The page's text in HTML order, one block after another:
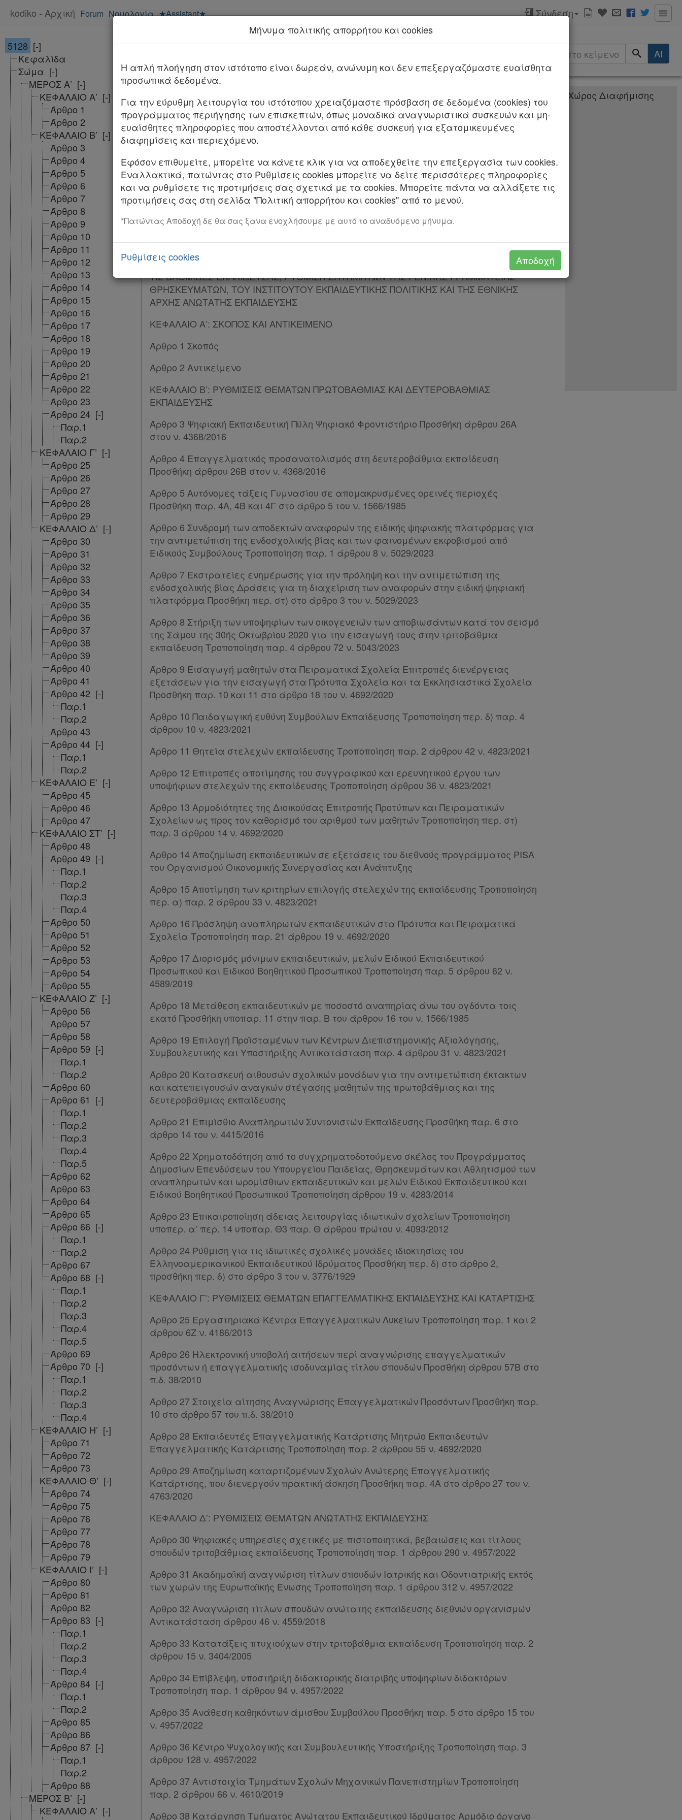
kodiko - Αρχική Forum Νομολογία ★Assistant★ Σύνδεση
Χρήσιμα
Assistant
Νομολογία
Kodiko
Forum
Αναζήτηση
Κ.Α.Δ.
Διακρατικές
Συμφωνίες
Ελλάδας
Πληροφορίες
Εταιρεία
Επικοινωνία
Όροι
χρήσης
Πολιτική
απορρήτου
και
cookies
Απόκτηση
Συνδρομής
Ατομική
συνδρομή
Ομαδικά
πακέτα
Παροχές
σε
συνδρομητές
Ενεργοί
συνδρομητές
Τα
αγαπημένα
μου
Οι
σημειώσεις
μου
Ψάχνω
και
δε
βρίσκω
5128 [-]
Κεφαλίδα
Σώμα [-]
ΜΕΡΟΣ Α’ [-]
ΚΕΦΑΛΑΙΟ Α’ [-]
Άρθρο 1
Άρθρο 2
ΚΕΦΑΛΑΙΟ Β’ [-]
Άρθρο 3
Άρθρο 4
Άρθρο 5
Άρθρο 6
Άρθρο 7
Άρθρο 8
Άρθρο 9
Άρθρο 10
Άρθρο 11
Άρθρο 12
Άρθρο 13
Άρθρο 14
Άρθρο 15
Άρθρο 16
Άρθρο 17
Άρθρο 18
Άρθρο 19
Άρθρο 20
Άρθρο 21
Άρθρο 22
Άρθρο 23
Άρθρο 24 [-]
Παρ.1
Παρ.2
ΚΕΦΑΛΑΙΟ Γ’ [-]
Άρθρο 25
Άρθρο 26
Άρθρο 27
Άρθρο 28
Άρθρο 29
ΚΕΦΑΛΑΙΟ Δ’ [-]
Άρθρο 30
Άρθρο 31
Άρθρο 32
Άρθρο 33
Άρθρο 34
Άρθρο 35
Άρθρο 36
Άρθρο 37
Άρθρο 38
Άρθρο 39
Άρθρο 40
Άρθρο 41
Άρθρο 42 [-]
Παρ.1
Παρ.2
Άρθρο 43
Άρθρο 44 [-]
Παρ.1
Παρ.2
ΚΕΦΑΛΑΙΟ Ε’ [-]
Άρθρο 45
Άρθρο 46
Άρθρο 47
ΚΕΦΑΛΑΙΟ ΣΤ’ [-]
Άρθρο 48
Άρθρο 49 [-]
Παρ.1
Παρ.2
Παρ.3
Παρ.4
Άρθρο 50
Άρθρο 51
Άρθρο 52
Άρθρο 53
Άρθρο 54
Άρθρο 55
ΚΕΦΑΛΑΙΟ Ζ’ [-]
Άρθρο 56
Άρθρο 57
Άρθρο 58
Άρθρο 59 [-]
Παρ.1
Παρ.2
Άρθρο 60
Άρθρο 61 [-]
Παρ.1
Παρ.2
Παρ.3
Παρ.4
Παρ.5
Άρθρο 62
Άρθρο 63
Άρθρο 64
Άρθρο 65
Άρθρο 66 [-]
Παρ.1
Παρ.2
Άρθρο 67
Άρθρο 68 [-]
Παρ.1
Παρ.2
Παρ.3
Παρ.4
Παρ.5
Άρθρο 69
Άρθρο 70 [-]
Παρ.1
Παρ.2
Παρ.3
Παρ.4
ΚΕΦΑΛΑΙΟ Η’ [-]
Άρθρο 71
Άρθρο 72
Άρθρο 73
ΚΕΦΑΛΑΙΟ Θ’ [-]
Άρθρο 74
Άρθρο 75
Άρθρο 76
Άρθρο 77
Άρθρο 78
Άρθρο 79
ΚΕΦΑΛΑΙΟ Ι’ [-]
Άρθρο 80
Άρθρο 81
Άρθρο 82
Άρθρο 83 [-]
Παρ.1
Παρ.2
Παρ.3
Παρ.4
Άρθρο 84 [-]
Παρ.1
Παρ.2
Άρθρο 85
Άρθρο 86
Άρθρο 87 [-]
Παρ.1
Παρ.2
Άρθρο 88
ΜΕΡΟΣ Β’ [-]
ΚΕΦΑΛΑΙΟ Α’ [-]
Νέα υπηρεσία Kodiko Assistant.
ΦΕΚ Αλλαγές που επέφερε
AI
Ρυθμίσεις για την Ψηφιακή Εκπαιδευτική Πύλη και το Ψηφιακό Φροντιστήριο,
επαγγελματικός προσανατολισμός στη δευτεροβάθμια εκπαίδευση, μέτρα στήριξης
του εκπαιδευτικού συστήματος στις απομακρυσμένες περιοχές και λοιπές ρυθμίσεις
Η ΠΡΟΕΔΡΟΣ
ΤΗΣ ΕΛΛΗΝΙΚΗΣ ΔΗΜΟΚΡΑΤΙΑΣ
Εκδίδομε τον ακόλουθο νόμο που ψήφισε η Βουλή:
ΠΙΝΑΚΑΣ ΠΕΡΙΕΧΟΜΕΝΩΝ
ΜΕΡΟΣ Α’: ΨΗΦΙΑΚΟΣ ΕΚΣΥΓΧΡΟΝΙΣΜΟΣ ΕΚΠΑΙΔΕΥΣΗΣ, ΕΠΙΛΥΣΗ ΘΕΜΑΤΩΝ ΣΕ ΟΛΕΣ
ΤΙΣ ΒΑΘΜΙΔΕΣ ΕΚΠΑΙΔΕΥΣΗΣ, ΡΥΘΜΙΣΗ ΖΗΤΗΜΑΤΩΝ ΤΗΣ ΓΕΝΙΚΗΣ ΓΡΑΜΜΑΤΕΙΑΣ
ΘΡΗΣΚΕΥΜΑΤΩΝ, ΤΟΥ ΙΝΣΤΙΤΟΥΤΟΥ ΕΚΠΑΙΔΕΥΤΙΚΗΣ ΠΟΛΙΤΙΚΗΣ ΚΑΙ ΤΗΣ ΕΘΝΙΚΗΣ
ΑΡΧΗΣ ΑΝΩΤΑΤΗΣ ΕΚΠΑΙΔΕΥΣΗΣ
ΚΕΦΑΛΑΙΟ Α’: ΣΚΟΠΟΣ ΚΑΙ ΑΝΤΙΚΕΙΜΕΝΟ
Άρθρο 1 Σκοπός
Άρθρο 2 Αντικείμενο
ΚΕΦΑΛΑΙΟ Β’: ΡΥΘΜΙΣΕΙΣ ΘΕΜΑΤΩΝ ΠΡΩΤΟΒΑΘΜΙΑΣ ΚΑΙ ΔΕΥΤΕΡΟΒΑΘΜΙΑΣ
ΕΚΠΑΙΔΕΥΣΗΣ
Άρθρο 3 Ψηφιακή Εκπαιδευτική Πύλη Ψηφιακό Φροντιστήριο Προσθήκη άρθρου 26Α
στον ν. 4368/2016
Άρθρο 4 Επαγγελματικός προσανατολισμός στη δευτεροβάθμια εκπαίδευση
Προσθήκη άρθρου 26Β στον ν. 4368/2016
Άρθρο 5 Αυτόνομες τάξεις Γυμνασίου σε απομακρυσμένες ορεινές περιοχές
Προσθήκη παρ. 4Α, 4Β και 4Γ στο άρθρο 5 του ν. 1566/1985
Άρθρο 6 Συνδρομή των αποδεκτών αναφορών της ειδικής ψηφιακής πλατφόρμας για
την αντιμετώπιση της ενδοσχολικής βίας και των φαινομένων εκφοβισμού από
Ειδικούς Συμβούλους Τροποποίηση παρ. 1 άρθρου 8 ν. 5029/2023
Άρθρο 7 Εκστρατείες ενημέρωσης για την πρόληψη και την αντιμετώπιση της
ενδοσχολικής βίας Δράσεις για τη διαχείριση των αναφορών στην ειδική ψηφιακή
πλατφόρμα Προσθήκη περ. στ) στο άρθρο 3 του ν. 5029/2023
Άρθρο 8 Στήριξη των υποψηφίων των οικογενειών των αποβιωσάντων κατά τον σεισμό
της Σάμου της 30ής Οκτωβρίου 2020 για την εισαγωγή τους στην τριτοβάθμια
εκπαίδευση Τροποποίηση παρ. 4 άρθρου 72 ν. 5043/2023
Άρθρο 9 Εισαγωγή μαθητών στα Πειραματικά Σχολεία Επιτροπές διενέργειας
εξετάσεων για την εισαγωγή στα Πρότυπα Σχολεία και τα Εκκλησιαστικά Σχολεία
Προσθήκη παρ. 10 και 11 στο άρθρο 18 του ν. 4692/2020
Άρθρο 10 Παιδαγωγική ευθύνη Συμβούλων Εκπαίδευσης Τροποποίηση περ. δ) παρ. 4
άρθρου 10 ν. 4823/2021
Άρθρο 11 Θητεία στελεχών εκπαίδευσης Τροποποίηση παρ. 2 άρθρου 42 ν. 4823/2021
Άρθρο 12 Επιτροπές αποτίμησης του συγγραφικού και ερευνητικού έργου των
υποψήφιων στελεχών της εκπαίδευσης Τροποποίηση άρθρου 36 ν. 4823/2021
Άρθρο 13 Αρμοδιότητες της Διοικούσας Επιτροπής Προτύπων και Πειραματικών
Σχολείων ως προς τον καθορισμό του αριθμού των μαθητών Τροποποίηση περ. στ)
παρ. 3 άρθρου 14 ν. 4692/2020
Άρθρο 14 Αποζημίωση εκπαιδευτικών σε εξετάσεις του διεθνούς προγράμματος PISA
του Οργανισμού Οικονομικής Συνεργασίας και Ανάπτυξης
Άρθρο 15 Αποτίμηση των κριτηρίων επιλογής στελεχών της εκπαίδευσης Τροποποίηση
περ. α) παρ. 2 άρθρου 33 ν. 4823/2021
Άρθρο 16 Πρόσληψη αναπληρωτών εκπαιδευτικών στα Πρότυπα και Πειραματικά
Σχολεία Τροποποίηση παρ. 21 άρθρου 19 ν. 4692/2020
Άρθρο 17 Διορισμός μόνιμων εκπαιδευτικών, μελών Ειδικού Εκπαιδευτικού
Προσωπικού και Ειδικού Βοηθητικού Προσωπικού Τροποποίηση παρ. 5 άρθρου 62 ν.
4589/2019
Άρθρο 18 Μετάθεση εκπαιδευτικών με ποσοστό αναπηρίας άνω του ογδόντα τοις
εκατό Προσθήκη υποπαρ. 11 στην παρ. Β του άρθρου 16 του ν. 1566/1985
Άρθρο 19 Επιλογή Προϊσταμένων των Κέντρων Διεπιστημονικής Αξιολόγησης,
Συμβουλευτικής και Υποστήριξης Αντικατάσταση παρ. 4 άρθρου 31 ν. 4823/2021
Άρθρο 20 Κατασκευή αιθουσών σχολικών μονάδων για την αντιμετώπιση έκτακτων
και κατεπειγουσών αναγκών στέγασης μαθητών της πρωτοβάθμιας και της
δευτεροβάθμιας εκπαίδευσης
Άρθρο 21 Επιμίσθιο Αναπληρωτών Συντονιστών Εκπαίδευσης Προσθήκη παρ. 6 στο
άρθρο 14 του ν. 4415/2016
Άρθρο 22 Χρηματοδότηση από το συγχρηματοδοτούμενο σκέλος του Προγράμματος
Δημοσίων Επενδύσεων του Υπουργείου Παιδείας, Θρησκευμάτων και Αθλητισμού των
αναπληρωτών και ωρομίσθιων εκπαιδευτικών και μελών Ειδικού Εκπαιδευτικού και
Ειδικού Βοηθητικού Προσωπικού Τροποποίηση άρθρου 19 ν. 4283/2014
Άρθρο 23 Επικαιροποίηση άδειας λειτουργίας ιδιωτικών σχολείων Τροποποίηση
υποπερ. α’ περ. 14 υποπαρ. Θ3 παρ. Θ άρθρου πρώτου ν. 4093/2012
Άρθρο 24 Ρύθμιση για τις ιδιωτικές σχολικές μονάδες ιδιοκτησίας του
Ελληνοαμερικανικού Εκπαιδευτικού Ιδρύματος Προσθήκη περ. δ) στο άρθρο 2,
προσθήκη περ. δ) στο άρθρο 3 του ν. 3776/1929
ΚΕΦΑΛΑΙΟ Γ’: ΡΥΘΜΙΣΕΙΣ ΘΕΜΑΤΩΝ ΕΠΑΓΓΕΛΜΑΤΙΚΗΣ ΕΚΠΑΙΔΕΥΣΗΣ ΚΑΙ ΚΑΤΑΡΤΙΣΗΣ
Άρθρο 25 Εργαστηριακά Κέντρα Επαγγελματικών Λυκείων Τροποποίηση παρ. 1 και 2
άρθρου 6Ζ ν. 4186/2013
Άρθρο 26 Ηλεκτρονική υποβολή αιτήσεων περί αναγνώρισης επαγγελματικών
προσόντων ή επαγγελματικής ισοδυναμίας τίτλου σπουδών Προσθήκη άρθρου 57Β στο
π.δ. 38/2010
Άρθρο 27 Στοιχεία αίτησης Αναγνώρισης Επαγγελματικών Προσόντων Προσθήκη παρ.
10 στο άρθρο 57 του π.δ. 38/2010
Άρθρο 28 Εκπαιδευτές Επαγγελματικής Κατάρτισης Μητρώο Εκπαιδευτών
Επαγγελματικής Κατάρτισης Τροποποίηση παρ. 2 άρθρου 55 ν. 4692/2020
Άρθρο 29 Αποζημίωση καταρτιζομένων Σχολών Ανώτερης Επαγγελματικής
Κατάρτισης, που διενεργούν πρακτική άσκηση Προσθήκη παρ. 4Α στο άρθρο 27 του ν.
4763/2020
ΚΕΦΑΛΑΙΟ Δ’: ΡΥΘΜΙΣΕΙΣ ΘΕΜΑΤΩΝ ΑΝΩΤΑΤΗΣ ΕΚΠΑΙΔΕΥΣΗΣ
Άρθρο 30 Ψηφιακές υπηρεσίες σχετικές με πιστοποιητικά, βεβαιώσεις και τίτλους
σπουδών τριτοβάθμιας εκπαίδευσης Τροποποίηση παρ. 1 άρθρου 290 ν. 4957/2022
Άρθρο 31 Ακαδημαϊκή αναγνώριση τίτλων σπουδών Ιατρικής και Οδοντιατρικής εκτός
των χωρών της Ευρωπαϊκής Ένωσης Τροποποίηση παρ. 1 άρθρου 312 ν. 4957/2022
Άρθρο 32 Αναγνώριση τίτλων σπουδών ανώτατης εκπαίδευσης διεθνών οργανισμών
Αντικατάσταση άρθρου 46 ν. 4559/2018
Άρθρο 33 Κατατάξεις πτυχιούχων στην τριτοβάθμια εκπαίδευση Τροποποίηση παρ. 2
άρθρου 15 ν. 3404/2005
Άρθρο 34 Επίβλεψη, υποστήριξη διδακτορικής διατριβής υποψηφίων διδακτόρων
Τροποποίηση παρ. 1 άρθρου 94 ν. 4957/2022
Άρθρο 35 Ανάθεση καθηκόντων άμισθου Συμβούλου Προσθήκη παρ. 5 στο άρθρο 15 του
ν. 4957/2022
Άρθρο 36 Κέντρο Ψυχολογικής και Συμβουλευτικής Υποστήριξης Τροποποίηση παρ. 3
άρθρου 128 ν. 4957/2022
Άρθρο 37 Αντιστοιχία Τμημάτων Σχολών Μηχανικών Πανεπιστημίων Τροποποίηση
παρ. 2 άρθρου 66 ν. 4610/2019
Άρθρο 38 Κατάργηση Τμήματος Ανώτατου Εκπαιδευτικού Ιδρύματος Αρμόδιο όργανο
Μήνυμα πολιτικής απορρήτου και cookies
H απλή πλοήγηση στον ιστότοπο είναι δωρεάν, ανώνυμη και δεν επεξεργαζόμαστε ευαίσθητα
προσωπικά δεδομένα.
Για την εύρυθμη λειτουργία του ιστότοπου χρειαζόμαστε πρόσβαση σε δεδομένα (cookies) του
προγράμματος περιήγησης των επισκεπτών, όπως μοναδικά αναγνωριστικά συσκευών και μη-
ευαίσθητες πληροφορίες που αποστέλλονται από κάθε συσκευή για εξατομικευμένες
διαφημίσεις και περιεχόμενο.
Εφόσον επιθυμείτε, μπορείτε να κάνετε κλικ για να αποδεχθείτε την επεξεργασία των cookies.
Εναλλακτικά, πατώντας στο Ρυθμίσεις cookies μπορείτε να δείτε περισσότερες πληροφορίες
και να ρυθμίσετε τις προτιμήσεις σας σχετικά με τα cookies. Μπορείτε πάντα να αλλάξετε τις
προτιμήσεις σας στη σελίδα "Πολιτική απορρήτου και cookies" από το μενού.
*Πατώντας Αποδοχή δε θα σας ξανα ενοχλήσουμε με αυτό το αναδυόμενο μήνυμα.
Ρυθμίσεις cookies Αποδοχή